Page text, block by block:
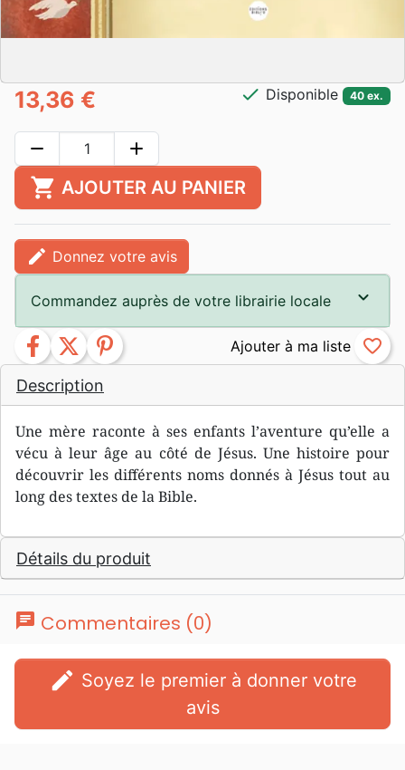
Description
Une mère raconte à ses enfants l’aventure qu’elle a
vécu à leur âge au côté de Jésus. Une histoire pour
découvrir les différents noms donnés à Jésus tout au
long des textes de la Bible.
Détails du produit
13,36 € check Disponible 40 ex.
remove add
shopping_cart AJOUTER AU PANIER
edit Donnez votre avis
Commandez auprès de votre librairie locale
facebook twitter pinterest favorite_border
chat Commentaires (0)
edit
avis